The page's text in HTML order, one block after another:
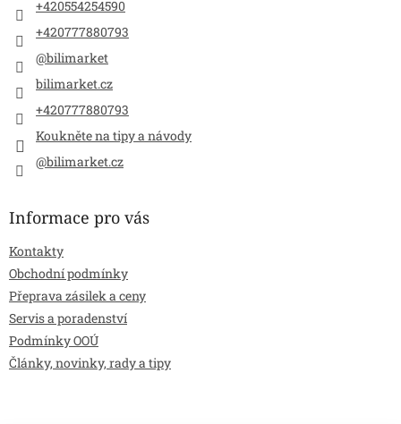
+420554254590
+420777880793
@bilimarket
bilimarket.cz
+420777880793
Koukněte na tipy a návody
@bilimarket.cz
Informace pro vás
Kontakty
Obchodní podmínky
Přeprava zásilek a ceny
Servis a poradenství
Podmínky OOÚ
Články, novinky, rady a tipy